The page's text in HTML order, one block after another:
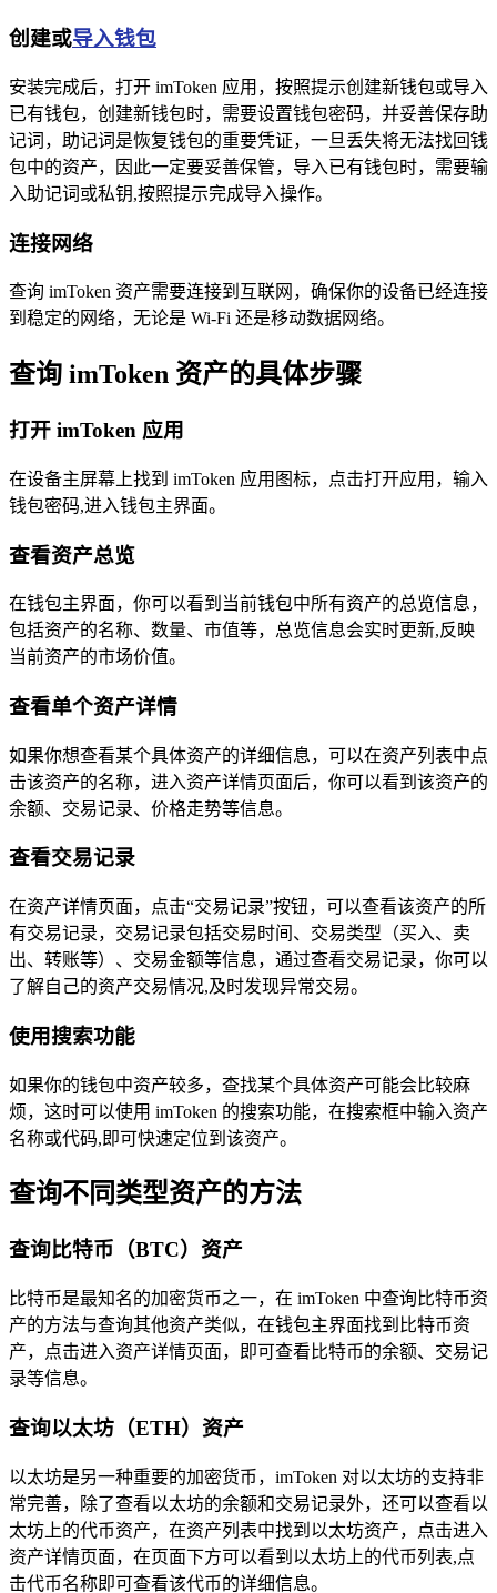
创建或导入钱包
安装完成后，打开 imToken 应用，按照提示创建新钱包或导入
已有钱包，创建新钱包时，需要设置钱包密码，并妥善保存助
记词，助记词是恢复钱包的重要凭证，一旦丢失将无法找回钱
包中的资产，因此一定要妥善保管，导入已有钱包时，需要输
入助记词或私钥,按照提示完成导入操作。
连接网络
查询 imToken 资产需要连接到互联网，确保你的设备已经连接
到稳定的网络，无论是 Wi-Fi 还是移动数据网络。
查询 imToken 资产的具体步骤
打开 imToken 应用
在设备主屏幕上找到 imToken 应用图标，点击打开应用，输入
钱包密码,进入钱包主界面。
查看资产总览
在钱包主界面，你可以看到当前钱包中所有资产的总览信息，
包括资产的名称、数量、市值等，总览信息会实时更新,反映
当前资产的市场价值。
查看单个资产详情
如果你想查看某个具体资产的详细信息，可以在资产列表中点
击该资产的名称，进入资产详情页面后，你可以看到该资产的
余额、交易记录、价格走势等信息。
查看交易记录
在资产详情页面，点击“交易记录”按钮，可以查看该资产的所
有交易记录，交易记录包括交易时间、交易类型（买入、卖
出、转账等）、交易金额等信息，通过查看交易记录，你可以
了解自己的资产交易情况,及时发现异常交易。
使用搜索功能
如果你的钱包中资产较多，查找某个具体资产可能会比较麻
烦，这时可以使用 imToken 的搜索功能，在搜索框中输入资产
名称或代码,即可快速定位到该资产。
查询不同类型资产的方法
查询比特币（BTC）资产
比特币是最知名的加密货币之一，在 imToken 中查询比特币资
产的方法与查询其他资产类似，在钱包主界面找到比特币资
产，点击进入资产详情页面，即可查看比特币的余额、交易记
录等信息。
查询以太坊（ETH）资产
以太坊是另一种重要的加密货币，imToken 对以太坊的支持非
常完善，除了查看以太坊的余额和交易记录外，还可以查看以
太坊上的代币资产，在资产列表中找到以太坊资产，点击进入
资产详情页面，在页面下方可以看到以太坊上的代币列表,点
击代币名称即可查看该代币的详细信息。